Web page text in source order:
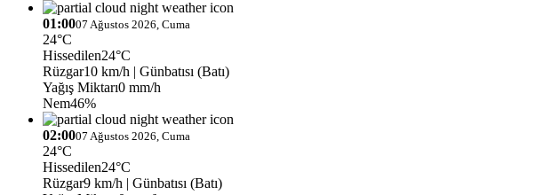
01:0007 Ağustos 2026, Cuma
24°C
Hissedilen24°C
Rüzgar10 km/h | Günbatısı (Batı)
Yağış Miktarı0 mm/h
Nem46%
02:0007 Ağustos 2026, Cuma
24°C
Hissedilen24°C
Rüzgar9 km/h | Günbatısı (Batı)